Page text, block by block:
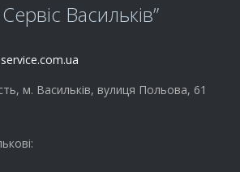
Васильків”
м. Васильків, вулиця Польова, 61